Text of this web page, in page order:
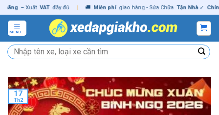
Skip
to
content
– Xuất VAT đầy đủ | 🚚 Miễn phí giao hàng - Sửa Chữa Tận Nhà ✓ Chính
MENU
Tìm
kiếm:
17
Th2